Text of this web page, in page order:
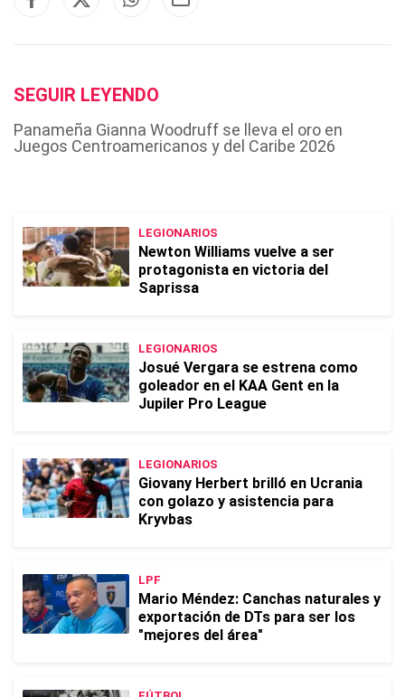
SEGUIR LEYENDO
Panameña Gianna Woodruff se lleva el oro en
Juegos Centroamericanos y del Caribe 2026
LEGIONARIOS
Newton Williams vuelve a ser
protagonista en victoria del
Saprissa
LEGIONARIOS
Josué Vergara se estrena como
goleador en el KAA Gent en la
Jupiler Pro League
LEGIONARIOS
Giovany Herbert brilló en Ucrania
con golazo y asistencia para
Kryvbas
LPF
Mario Méndez: Canchas naturales y
exportación de DTs para ser los
"mejores del área"